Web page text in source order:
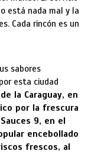
está nada mal y la
Cada rincón es un
sabores
esta ciudad
la Caraguay, en
por la frescura
9, en el
encebollado
frescos, al